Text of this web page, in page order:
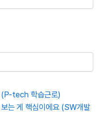
(P-tech 학습근로)
는 게 핵심이에요 (SW개발